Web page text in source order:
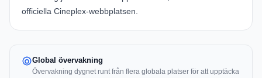
officiella Cineplex-webbplatsen.
Global övervakning
Övervakning dygnet runt från flera globala platser för att upptäcka